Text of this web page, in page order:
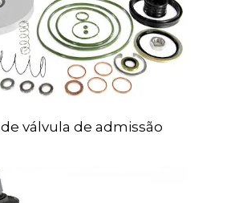
de válvula de admissão